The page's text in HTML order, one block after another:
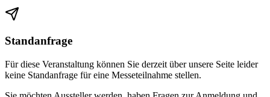
Standanfrage
Für diese Veranstaltung können Sie derzeit über unsere Seite leider
keine Standanfrage für eine Messeteilnahme stellen.